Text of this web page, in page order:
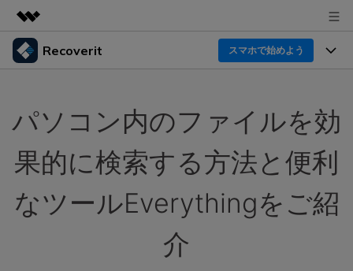
製品
概要
企業情報
プラン＆価格
サポート
Recoverit スマホで始めよう
Recoverit for Windows
Windowsデータ復元ならRecoverit！確実な復元技術と
スマホで始めよう
機能一覧
ドライブから復元
削除されたメディアを復元
独自の復元ソリューション 新着
データ復元事例
データ復元
Recoveritとは
パソコン内のファイルを効
果的に検索する方法と便利
なツールEverythingをご紹
介